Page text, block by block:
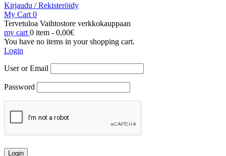
Kirjaudu / Rekisteröidy
My Cart 0
Tervetuloa Vaihtostore verkkokauppaan
my cart 0 item - 0,00€
You have no items in your shopping cart.
Login
User or Email
Password